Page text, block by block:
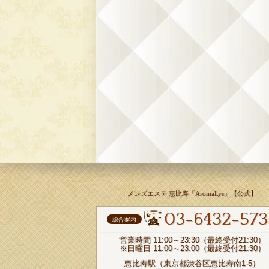
メンズエステ 恵比寿「AromaLys」【公式】
総合案内 03-6432-
営業時間 11:00～23:30（最終受付21:30）
※日曜日 11:00～23:00（最終受付21:30）
恵比寿駅（東京都渋谷区恵比寿南1-5）